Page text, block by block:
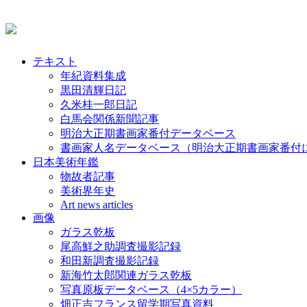
テキスト
年紀資料集成
黒田清輝日記
久米桂一郎日記
白馬会関係新聞記事
明治大正期書画家番付データベース
書画家人名データベース（明治大正期書画家番付
日本美術年鑑
物故者記事
美術界年史
Art news articles
画像
ガラス乾板
尾高鮮之助調査撮影記録
和田新調査撮影記録
新海竹太郎関連ガラス乾板
写真原板データベース（4×5カラー）
畑正吉フランス留学期写真資料